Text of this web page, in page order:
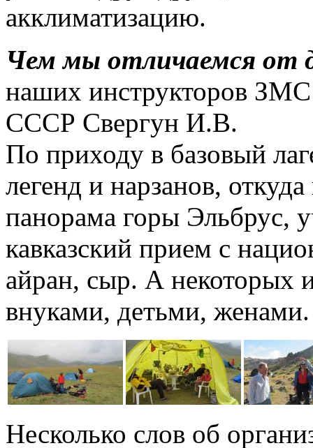
акклиматизацию.
Чем мы отличаемся от
наших инструкторов
СССР Свергун И.В.
По приходу в базовый
легенд и нарзанов,
панорама горы Эльбрус,
кавказский прием с
айран, сыр. А некоторых
внуками, детьми, женами.
Несколько слов об